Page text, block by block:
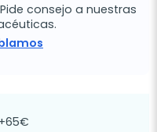
consejo a nuestras